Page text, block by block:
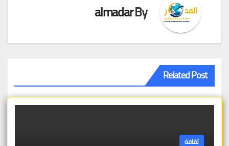
By
almadar
Related Post
ثقافة